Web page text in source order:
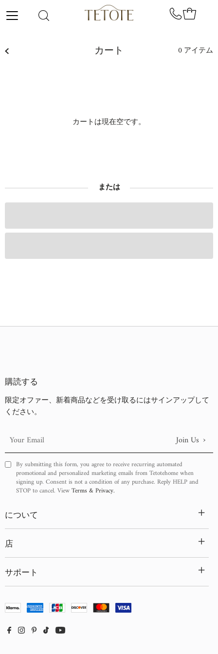
コンテンツにスキップ
カート 0アイテム
カートは現在空です。
または
購読する
限定オファー、新着商品などを受け取るにはサインアップして
ください。
Your
Email
Join Us ›
By submitting this form, you agree to receive recurring automated
promotional and personalized marketing emails from Tetotehome when
signing up. Consent is not a condition of any purchase. Reply HELP and
STOP to cancel. ViewTerms & Privacy.
について +
店 +
サポート +